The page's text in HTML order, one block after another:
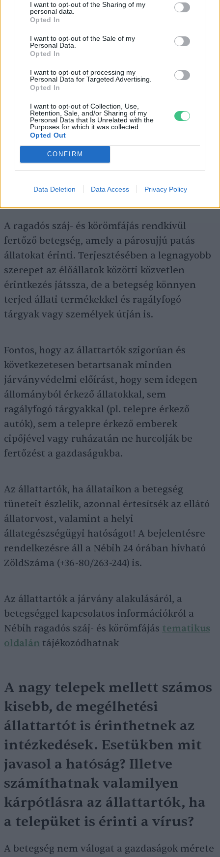
I want to opt-out of the Sharing of my
personal data.
Opted In
I want to opt-out of the Sale of my
Personal Data.
Opted In
I want to opt-out of processing my
Personal Data for Targeted Advertising.
Opted In
I want to opt-out of Collection, Use,
Retention, Sale, and/or Sharing of my
Personal Data that Is Unrelated with the
Purposes for which it was collected.
Opted Out
CONFIRM
Data Deletion Data Access Privacy Policy
Kép: canva
Milyen hatással lehet a hazai
mezőgazdaságra, ha egy ilyen
veszedelmes vírus
„elszabadul”? Miképpen
A ragadós száj- és körömfájás rendkívül
fertőző betegség, amely a párosujjú patás
állatokat érinti. Terjesztésében a legnagyobb
szerepet az élőállatok közötti közvetlen
érintkezés játssza, de a betegség könnyen
terjed állati termékekkel és ragályfogó
tárgyak vagy személyek útján is.
Fontos, hogy az állattartók szigorúan és
következetesen betartsanak minden
járványvédelmi előírást, hogy sem idegen
állományból érkező állatokkal, sem
ragályfogó tárgyakkal (pl. telepre érkező
autók), sem a telepre érkező emberek
cipőjével vagy ruházatán ne hurcolják be
fertőzést a gazdaságukba.
Az állattartók, ha állataikon a betegség
tüneteit észlelik, azonnal értesítsék az ellátó
állatorvost, valamint a helyi
állategészségügyi hatóságot! A bejelentésre
rendelkezésre áll a Nébih 24 órában hívható
ZöldSzáma (+36-80/263-244) is.
Az állattartók a járvány alakulásáról, a
betegséggel kapcsolatos információkról a
Nébih ragadós száj- és körömfájás tematikus
oldalán tájékozódhatnak
A nagy telepek mellett számos
kisebb, de megélhetési
állattartót is érinthetnek az
intézkedések. Esetükben mit
javasol a hatóság? Illetve
számíthatnak valamilyen
kárpótlásra az állattartók, ha
a telepüket is érinti a vírus?
A betegség nem válogat a gazdaságok mérete